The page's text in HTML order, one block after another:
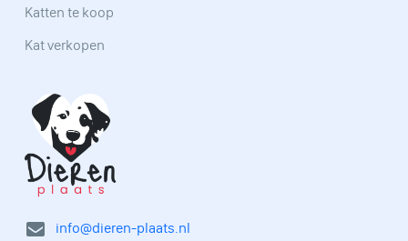
info@dieren-plaats.nl
Katten te koop
Kat verkopen